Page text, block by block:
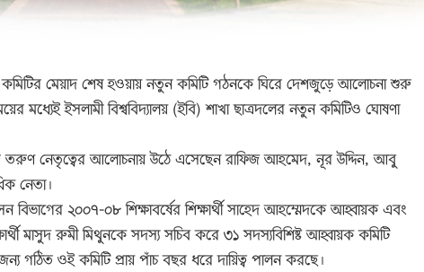
কমিটির মেয়াদ শেষ হওয়ায় নতুন কমিটি গঠনকে ঘিরে দেশজুড়ে আলোচনা শুরু
মধ্যেই ইসলামী বিশ্ববিদ্যালয় (ইবি) শাখা ছাত্রদলের নতুন কমিটিও ঘোষণা
তরুণ নেতৃত্বের আলোচনায় উঠে এসেছেন রাফিজ আহমেদ, নূর উদ্দিন, আবু
নেতা।
২০০৭-০৮ শিক্ষাবর্ষের শিক্ষার্থী সাহেদ আহম্মেদকে আহ্বায়ক এবং
মাসুদ রুমী মিথুনকে সদস্য সচিব করে ৩১ সদস্যবিশিষ্ট আহ্বায়ক কমিটি
গঠিত ওই কমিটি প্রায় পাঁচ বছর ধরে দায়িত্ব পালন করছে।